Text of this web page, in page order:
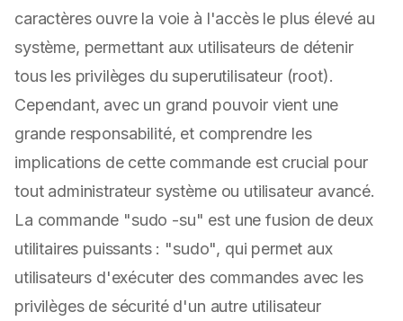
caractères ouvre la voie à l'accès le plus élevé au
système, permettant aux utilisateurs de détenir
tous les privilèges du superutilisateur (root).
Cependant, avec un grand pouvoir vient une
grande responsabilité, et comprendre les
implications de cette commande est crucial pour
tout administrateur système ou utilisateur avancé.
La commande "sudo -su" est une fusion de deux
utilitaires puissants : "sudo", qui permet aux
utilisateurs d'exécuter des commandes avec les
privilèges de sécurité d'un autre utilisateur